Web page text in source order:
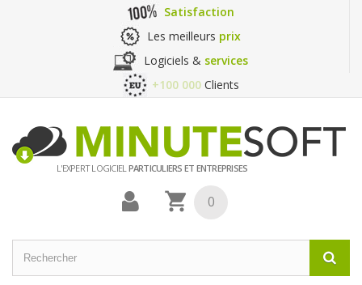
Satisfaction
Les meilleurs prix
Logiciels & services
+100 000 Clients
L'EXPERT LOGICIELPARTICULIERS ET ENTREPRISES
0